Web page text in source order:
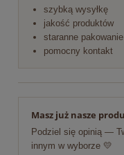
szybką wysyłkę
jakość produktów
staranne pakowanie
pomocny kontakt
Masz już nasze
Podziel się opinią —
innym w wyborze 💛